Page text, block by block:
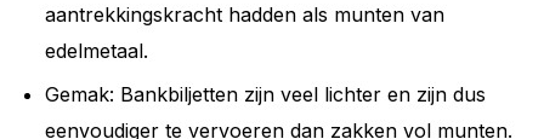
aantrekkingskracht hadden als munten van
edelmetaal.
Gemak: Bankbiljetten zijn veel lichter en zijn dus
eenvoudiger te vervoeren dan zakken vol munten.